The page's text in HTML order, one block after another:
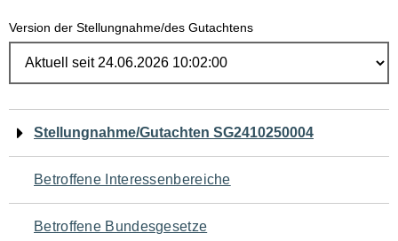
Version der Stellungnahme/des Gutachtens
Navigation
für
den
Stellungnahme/Gutachten SG2410250004
Betroffene Interessenbereiche
Betroffene Bundesgesetze